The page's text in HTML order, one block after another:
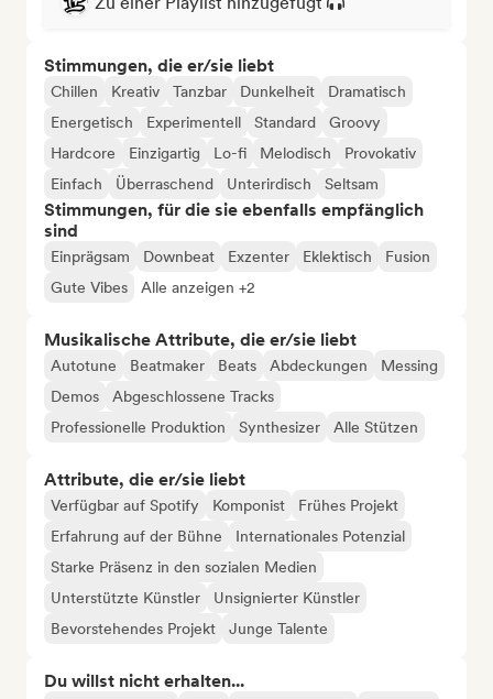
Stimmungen, die er/sie liebt
Chillen Kreativ Tanzbar Dunkelheit
Dramatisch
Energetisch
Experimentell Standard
Groovy
Hardcore
Einzigartig Lo-fi Melodisch
Provokativ
Einfach
Überraschend Unterirdisch Seltsam
Stimmungen, für die sie ebenfalls empfänglich
sind
Einprägsam Downbeat Exzenter Eklektisch
Fusion
Gute Vibes
Alle anzeigen +2
Musikalische Attribute, die er/sie liebt
Autotune Beatmaker Beats Abdeckungen
Messing
Demos
Abgeschlossene Tracks
Professionelle Produktion
Synthesizer Alle Stützen
Attribute, die er/sie liebt
Verfügbar auf Spotify Komponist
Frühes Projekt
Erfahrung auf der Bühne
Internationales Potenzial
Starke Präsenz in den sozialen Medien
Unterstützte Künstler
Unsignierter Künstler
Bevorstehendes Projekt
Junge Talente
Du willst nicht erhalten...